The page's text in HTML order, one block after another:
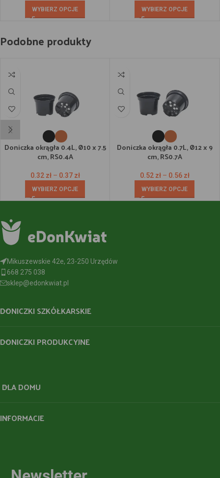
WYBIERZ OPCJE WYBIERZ OPCJE
Podobne produkty
Doniczka okrągła 0.4L, Ø10 x 7.5
cm, RS0.4A
0.32 zł – 0.37 zł
WYBIERZ OPCJE
Doniczka okrągła 0.7L, Ø12 x 9
cm, RS0.7A
0.52 zł – 0.56 zł
WYBIERZ OPCJE
Mikuszewskie 42e, 23-250 Urzędów
668 275 038
sklep@edonkwiat.pl
DONICZKI SZKÓŁKARSKIE
DONICZKI PRODUKCYJNE
DLA DOMU
INFORMACJE